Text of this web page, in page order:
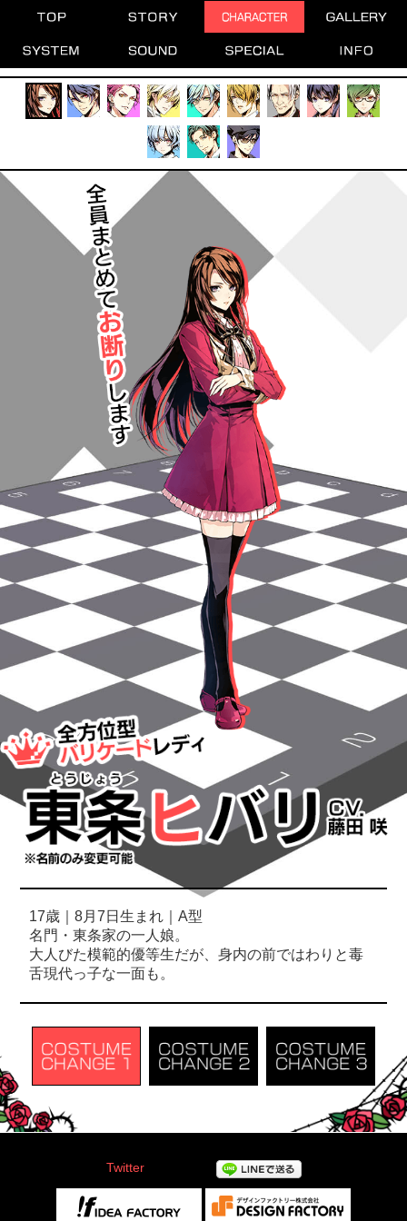
17歳｜8月7日生まれ｜A型
名門・東条家の一人娘。
大人びた模範的優等生だが、身内の前ではわりと毒
舌現代っ子な一面も。
Twitter